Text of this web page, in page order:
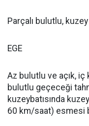
Parçalı bulutlu, kuzey
EGE
Az bulutlu ve açık, iç
bulutlu geçeceği
kuzeybatısında
60 km/saat) esmesi